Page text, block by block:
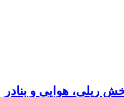
ریلی، هوایی و بنادر